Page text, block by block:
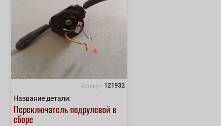
Артикул: 121932
Название детали:
Переключатель подрулевой в
сборе